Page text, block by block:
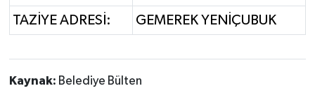
TAZİYE ADRESİ: GEMEREK YENİÇUBUK
Kaynak: Belediye Bülten